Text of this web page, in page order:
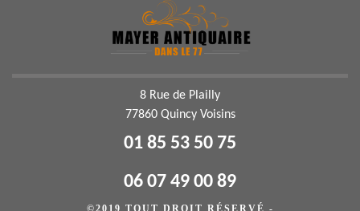
8 Rue de Plailly
77860 Quincy Voisins
01 85 53 50 75
06 07 49 00 89
©2019 TOUT DROIT RÉSERVÉ -